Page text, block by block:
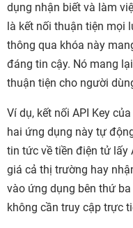
dụng nhận biết và làm
là kết nối thuận tiện mọi
thông qua khóa này
đáng tin cậy. Nó mang
thuận tiện cho người
Ví dụ, kết nối API Key
hai ứng dụng này tự
tin tức về tiền điện tử lấy
giá cả thị trường hay
vào ứng dụng bên thứ
không cần truy cập trực